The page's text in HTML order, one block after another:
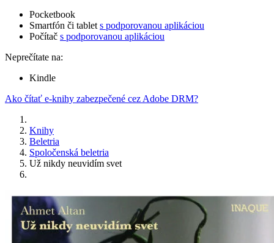
Pocketbook
Smartfón či tablet s podporovanou aplikáciou
Počítač s podporovanou aplikáciou
Neprečítate na:
Kindle
Ako čítať e-knihy zabezpečené cez Adobe DRM?
Knihy
Beletria
Spoločenská beletria
Už nikdy neuvidím svet